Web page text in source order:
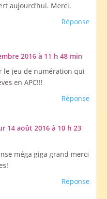
aujourd’hui. Merci.
Réponse
2016 à 11 h 48 min
le jeu de numération qui
en APC!!!
Réponse
14 août 2016 à 10 h 23
méga giga grand merci
Réponse